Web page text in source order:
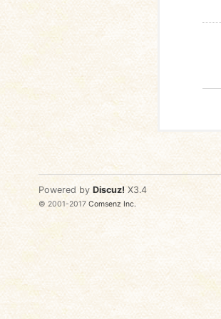
Powered by Discuz! X3.4
© 2001-2017Comsenz Inc.